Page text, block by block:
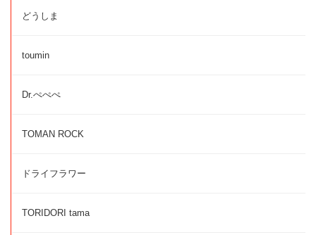
どうしま
toumin
Dr.ぺぺぺ
TOMAN ROCK
ドライフラワー
TORIDORI tama